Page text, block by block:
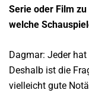
Serie oder Film
welche
Dagmar: Jeder
Deshalb ist die
vielleicht gute